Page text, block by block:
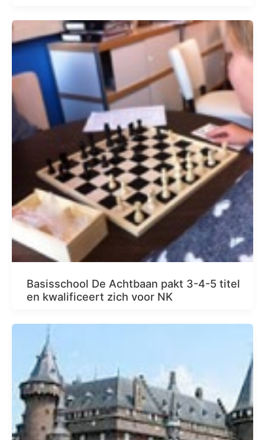
Basisschool De Achtbaan pakt 3-4-5 titel
en kwalificeert zich voor NK